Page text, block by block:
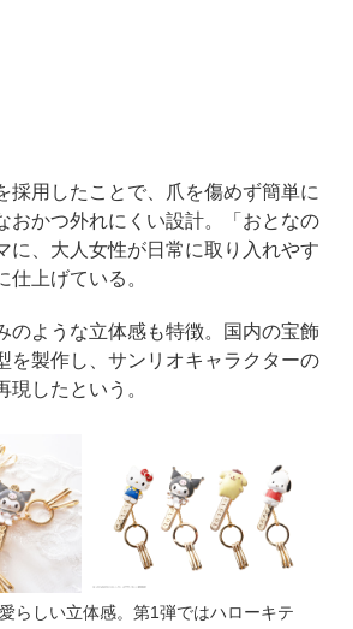
用したことで、爪を傷めず簡単に
おかつ外れにくい設計。「おとなの
に、大人女性が日常に取り入れやす
仕上げている。
ような立体感も特徴。国内の宝飾
を製作し、サンリオキャラクターの
したという。
らしい立体感。第1弾ではハローキテ